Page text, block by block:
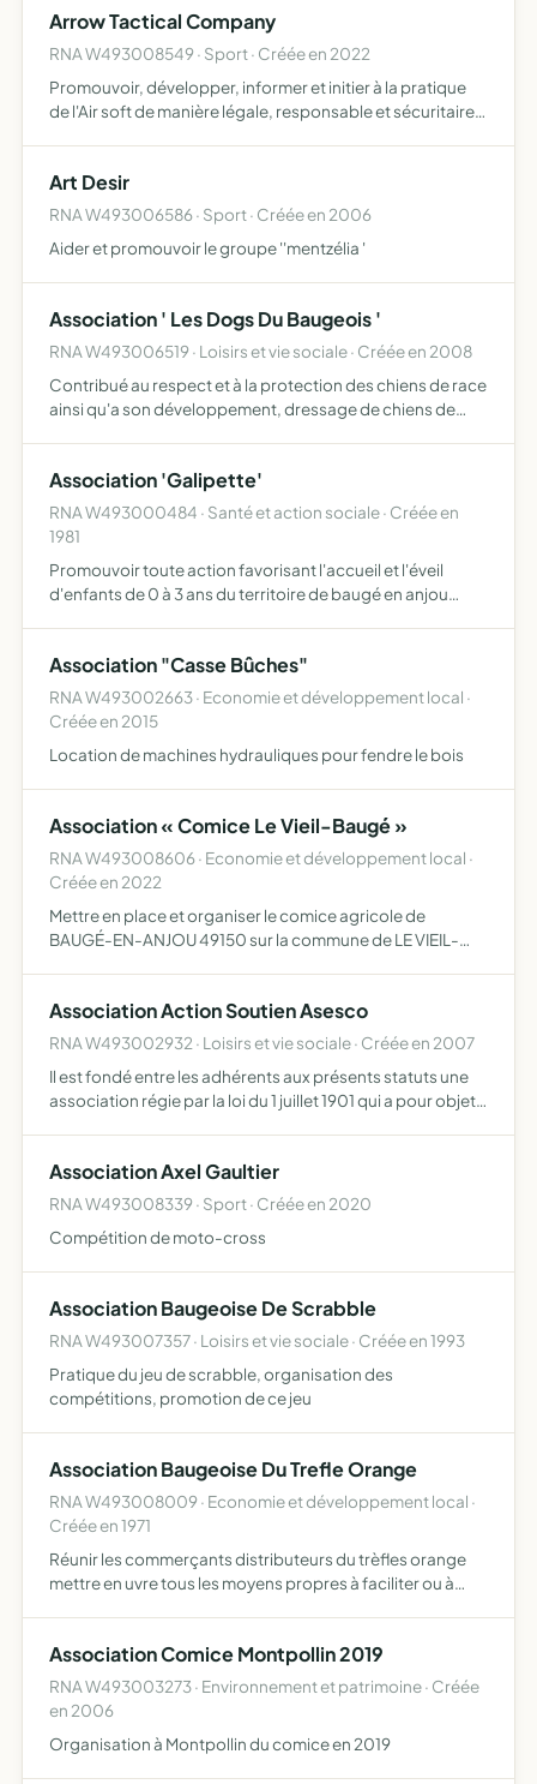
Arrow Tactical Company
RNA W493008549 · Sport · Créée en 2022
Promouvoir, développer, informer et initier à la pratique
de l'Air soft de manière légale, responsable et sécuritaire
Art Desir
RNA W493006586 · Sport · Créée en 2006
Aider et promouvoir le groupe ''mentzélia '
Association ' Les Dogs Du Baugeois '
RNA W493006519 · Loisirs et vie sociale · Créée en 2008
Contribué au respect et à la protection des chiens de race
ainsi qu'a son développement, dressage de chiens de
Association 'Galipette'
RNA W493000484 · Santé et action sociale · Créée en
1981
Promouvoir toute action favorisant l'accueil et l'éveil
d'enfants de 0 à 3 ans du territoire de baugé en anjou
Association "Casse Bûches"
RNA W493002663 · Economie et développement local ·
Créée en 2015
Location de machines hydrauliques pour fendre le bois
Association « Comice Le Vieil-Baugé »
RNA W493008606 · Economie et développement local ·
Créée en 2022
Mettre en place et organiser le comice agricole de
BAUGÉ-EN-ANJOU 49150 sur la commune de LE VIEIL-
Association Action Soutien Asesco
RNA W493002932 · Loisirs et vie sociale · Créée en 2007
Il est fondé entre les adhérents aux présents statuts une
association régie par la loi du 1 juillet 1901 qui a pour objet
Association Axel Gaultier
RNA W493008339 · Sport · Créée en 2020
Compétition de moto-cross
Association Baugeoise De Scrabble
RNA W493007357 · Loisirs et vie sociale · Créée en 1993
Pratique du jeu de scrabble, organisation des
compétitions, promotion de ce jeu
Association Baugeoise Du Trefle Orange
RNA W493008009 · Economie et développement local ·
Créée en 1971
Réunir les commerçants distributeurs du trèfles orange
mettre en uvre tous les moyens propres à faciliter ou à
Association Comice Montpollin 2019
RNA W493003273 · Environnement et patrimoine · Créée
en 2006
Organisation à Montpollin du comice en 2019